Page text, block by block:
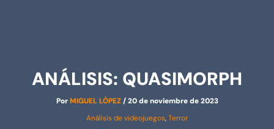
ANÁLISIS: QUASIMORPH
PorMIGUEL LÓPEZ/20 de noviembre de 2023
Análisis de videojuegos,Terror